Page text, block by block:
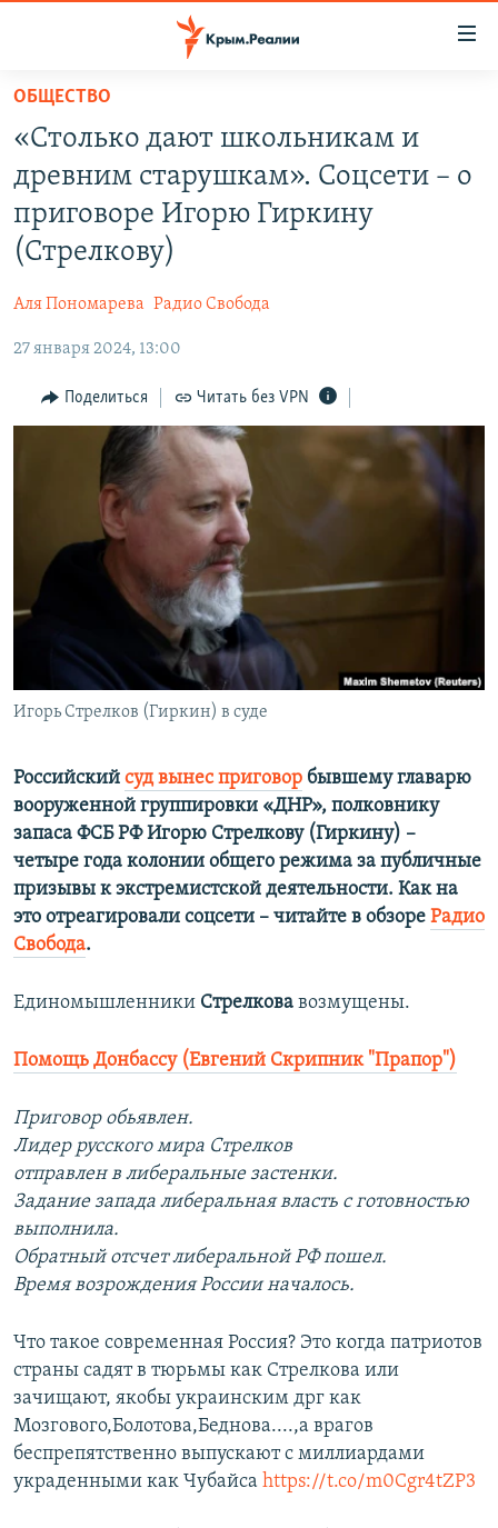
Вернуться
основному
содержанию
Вернутся
главной
Вернутся
СПЕЦПРОЕКТЫ
КАРТА ВОЕННЫХ ОБЪЕКТОВ КРЫМА
ВОДА
ИСТОРИЯ
ИНТЕРАКТИВ
ИНФОГРАФИКА
ТЕЛЕПРОЕКТ КРЫМ.РЕАЛИИ
СОВЕТЫ ПРАВОЗАЩИТНИКОВ
ПРОПАВШИЕ БЕЗ ВЕСТИ
ПОБЕДИТЕЛЕЙ НЕ СУДЯТ?
КРЫМ.НЕПОКОРЕННЫЙ
УКРАИНСКАЯ ПРОБЛЕМА КРЫМА
РАДІО СВОБОДА
КАК ОБОЙТИ БЛОКИРОВКУ
Qırımtatar
ПРИСОЕДИНЯЙТЕСЬ!
Все сайты RFE/RL
ОБЩЕСТВО
«Столько дают школьникам и
древним старушкам». Соцсети – о
приговоре Игорю Гиркину
(Стрелкову)
Аля Пономарева Радио Свобода
27 января 2024, 13:00
Поделиться Читать без VPN
Игорь Стрелков (Гиркин) в суде
Российский суд вынес приговор бывшему главарю
вооруженной группировки «ДНР», полковнику
запаса ФСБ РФ Игорю Стрелкову (Гиркину) –
четыре года колонии общего режима за публичные
призывы к экстремистской деятельности. Как на
это отреагировали соцсети – читайте в обзоре Радио
Свобода.
Единомышленники Стрелкова возмущены.
Помощь Донбассу (Евгений Скрипник "Прапор")
Приговор обьявлен.
Лидер русского мира Стрелков
отправлен в либеральные застенки.
Задание запада либеральная власть с готовностью
выполнила.
Обратный отсчет либеральной РФ пошел.
Время возрождения России началось.
Что такое современная Россия? Это когда патриотов
страны садят в тюрьмы как Стрелкова или
зачищают, якобы украинским дрг как
Мозгового,Болотова,Беднова....,а врагов
беспрепятственно выпускают с миллиардами
украденными как Чубайса https://t.co/m0Cgr4tZP3